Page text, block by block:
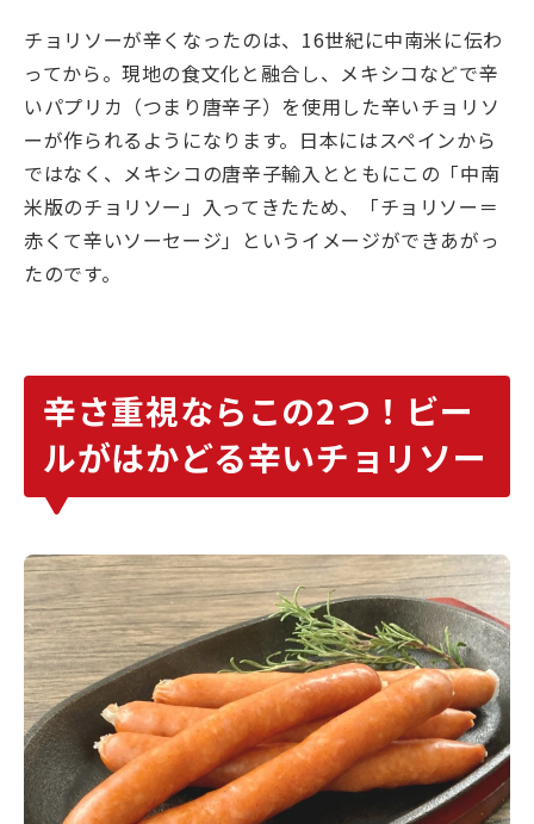
チョリソーが辛くなったのは、16世紀に中南米に伝わ
ってから。現地の食文化と融合し、メキシコなどで辛
いパプリカ（つまり唐辛子）を使用した辛いチョリソ
ーが作られるようになります。日本にはスペインから
ではなく、メキシコの唐辛子輸入とともにこの「中南
米版のチョリソー」入ってきたため、「チョリソー＝
赤くて辛いソーセージ」というイメージができあがっ
たのです。
辛さ重視ならこの2つ！ビー
ルがはかどる辛いチョリソー